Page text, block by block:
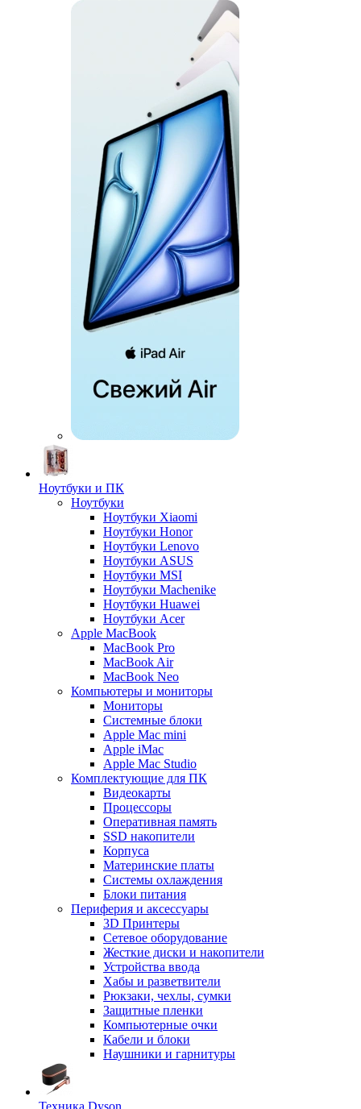
Ноутбуки и ПК
Ноутбуки
Ноутбуки Xiaomi
Ноутбуки Honor
Ноутбуки Lenovo
Ноутбуки ASUS
Ноутбуки MSI
Ноутбуки Machenike
Ноутбуки Huawei
Ноутбуки Acer
Apple MacBook
MacBook Pro
MacBook Air
MacBook Neo
Компьютеры и мониторы
Мониторы
Системные блоки
Apple Mac mini
Apple iMac
Apple Mac Studio
Комплектующие для ПК
Видеокарты
Процессоры
Оперативная память
SSD накопители
Корпуса
Материнские платы
Системы охлаждения
Блоки питания
Периферия и аксессуары
3D Принтеры
Сетевое оборудование
Жесткие диски и накопители
Устройства ввода
Хабы и разветвители
Рюкзаки, чехлы, сумки
Защитные пленки
Компьютерные очки
Кабели и блоки
Наушники и гарнитуры
Техника Dyson